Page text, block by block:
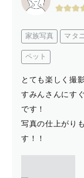
家族写真 マタ
ペット
とても楽しく撮
すみんさんにす
です！
写真の仕上がり
す！！